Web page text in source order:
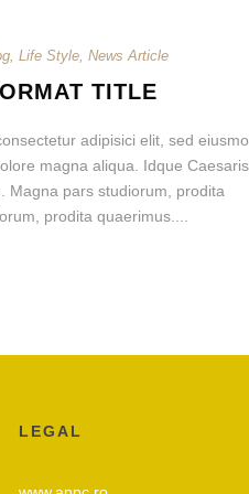
Life Style News Article
TITLE
adipisici elit, sed
magna aliqua. Idque
Magna pars studiorum, prodita
prodita quaerimus....
LEGAL